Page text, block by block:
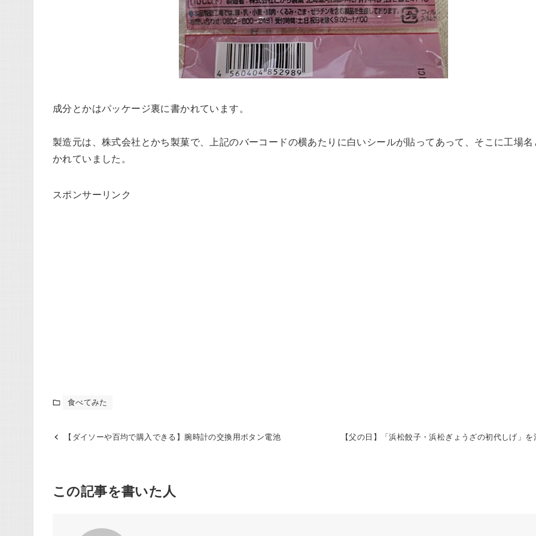
成分とかはパッケージ裏に書かれています。
製造元は、株式会社とかち製菓で、上記のバーコードの横あたりに白いシールが貼ってあって、そこに工場
かれていました。
スポンサーリンク
食べてみた
【ダイソーや百均で購入できる】腕時計の交換用ボタン電池 【父の日】「浜松餃子・浜松ぎょうざの初代しげ」
この記事を書いた人